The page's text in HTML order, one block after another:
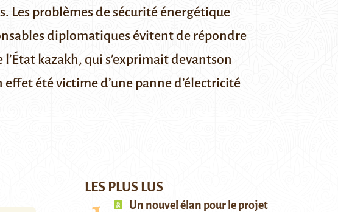
Les problèmes de sécurité énergétique
diplomatiques évitent de répondre
kazakh, qui s’exprimait devantson
effet été victimed’une panne d’électricité
LES PLUS LUS
Un nouvel élan pour le projet